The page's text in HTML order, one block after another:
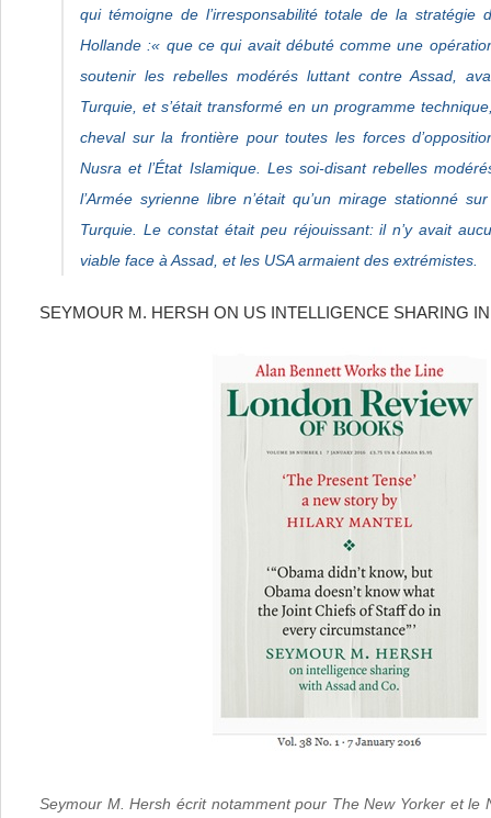
qui témoigne de l’irresponsabilité totale de la stratégie
Hollande :« que ce qui avait débuté comme une
soutenir les rebelles modérés luttant contre Assad,
Turquie, et s’était transformé en un programme
cheval sur la frontière pour toutes les forces
Nusra et l’État Islamique. Les soi-disant rebelles
l’Armée syrienne libre n’était qu’un mirage stationné
Turquie. Le constat était peu réjouissant: il n’y avait
viable face à Assad, et les USA armaient des extrémistes.
SEYMOUR M. HERSH ON US INTELLIGENCE SHARING
Seymour M. Hersh écrit notamment pour The New Yorker et le